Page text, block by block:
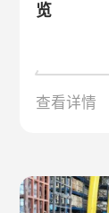
览
查看详情